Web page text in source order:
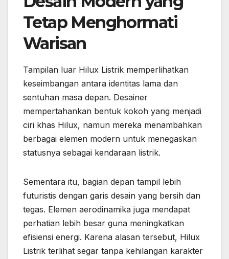
Tetap Menghormati
Warisan
Tampilan luar Hilux Listrik memperlihatkan
keseimbangan antara identitas lama dan
sentuhan masa depan. Desainer
mempertahankan bentuk kokoh yang menjadi
ciri khas Hilux, namun mereka menambahkan
berbagai elemen modern untuk menegaskan
statusnya sebagai kendaraan listrik.
Sementara itu, bagian depan tampil lebih
futuristis dengan garis desain yang bersih dan
tegas. Elemen aerodinamika juga mendapat
perhatian lebih besar guna meningkatkan
efisiensi energi. Karena alasan tersebut, Hilux
Listrik terlihat segar tanpa kehilangan karakter